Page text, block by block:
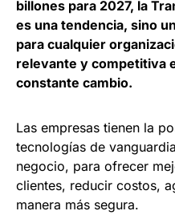
billones para 2027, la
es una tendencia, sino
para cualquier
relevante y competitiva
constante cambio.
Las empresas tienen la
tecnologías de
negocio, para ofrecer
clientes, reducir costos,
manera más segura.